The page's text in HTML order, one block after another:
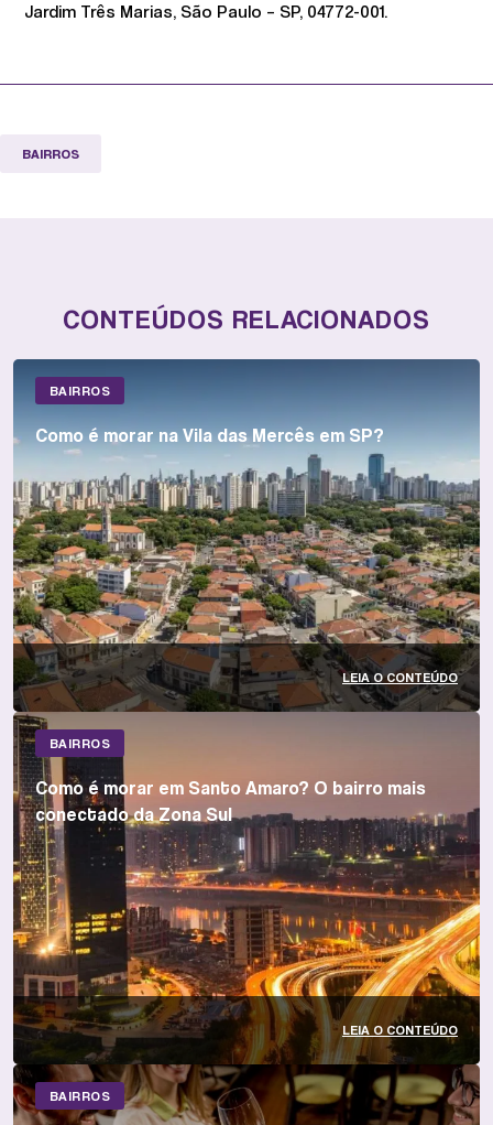
Jardim Três Marias, São Paulo – SP, 04772-001.
BAIRROS
CONTEÚDOS RELACIONADOS
BAIRROS
Como é morar na Vila das Mercês em SP?
LEIA O CONTEÚDO
BAIRROS
Como é morar em Santo Amaro? O bairro mais
conectado da Zona Sul
LEIA O CONTEÚDO
BAIRROS